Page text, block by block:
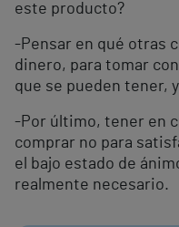
este producto?
-Pensar en qué otras
dinero, para tomar
que se pueden tener,
-Por último, tener en
comprar no para
el bajo estado de
realmente necesario.